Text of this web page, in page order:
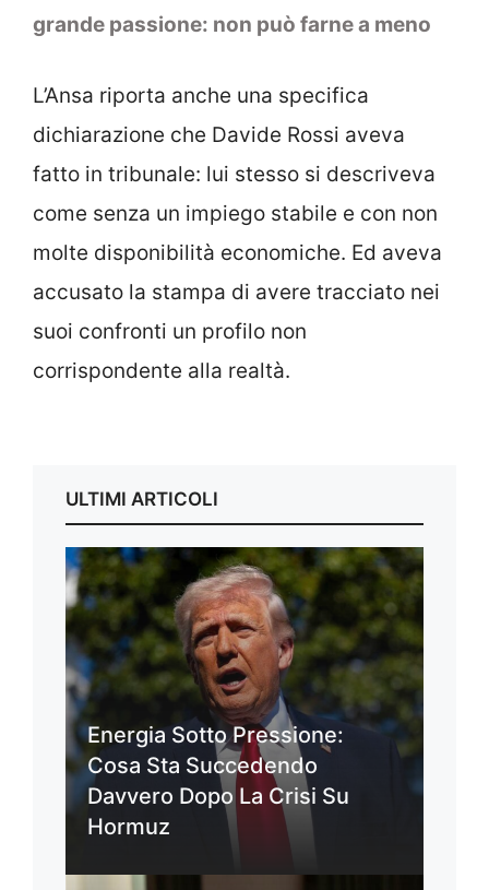
grande passione: non può farne a meno
L’Ansa riporta anche una specifica
dichiarazione che Davide Rossi aveva
fatto in tribunale: lui stesso si descriveva
come senza un impiego stabile e con non
molte disponibilità economiche. Ed aveva
accusato la stampa di avere tracciato nei
suoi confronti un profilo non
corrispondente alla realtà.
ULTIMI ARTICOLI
Energia Sotto Pressione:
Cosa Sta Succedendo
Davvero Dopo La Crisi Su
Hormuz